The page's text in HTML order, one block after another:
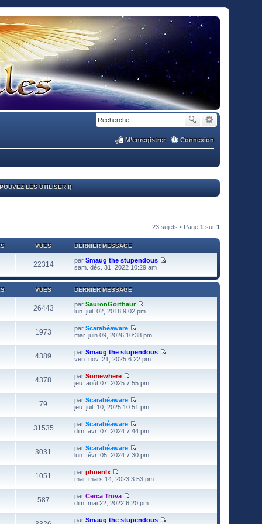
Connexion
M’enregistrer
LES UTILISER !)
23 sujets • Page 1 sur 1
VUES DERNIER MESSAGE
22314 par Smaug the stupendous
i
r
e
s
g
sam. déc. 31, 2022 10:29 am
VUES DERNIER MESSAGE
26443 par SauronGorthaur
V
l
e
d
e
e
r
e
s
a
e
lun. juil. 02, 2018 9:02 pm
1973 par Scarabéaware
V
r
l
e
e
i
e
r
e
s
a
e
mar. juin 09, 2026 10:38 pm
4389 par Smaug the stupendous
e
r
s
e
ven. nov. 21, 2025 6:22 pm
4378 par Somewhere
V
r
l
e
d
e
n
e
r
e
s
a
e
jeu. août 07, 2025 7:55 pm
79 par Scarabéaware
V
l
e
e
i
e
r
e
s
s
jeu. juil. 10, 2025 10:51 pm
31535 par Scarabéaware
V
l
e
e
i
e
r
m
dim. avr. 07, 2024 7:44 pm
3031 par Scarabéaware
V
l
e
e
lun. févr. 05, 2024 7:30 pm
1051 par phoenlx
V
r
l
e
d
mar. mars 14, 2023 3:53 pm
587 par Cerca Trova
V
dim. mai 22, 2022 6:20 pm
par Smaug the stupendous